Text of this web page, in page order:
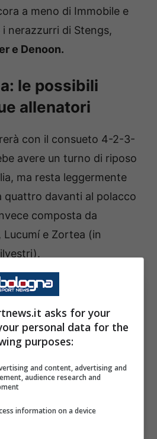
a meno di Immobile e
nerazzurri di Stengs,
e Denoon.
le possibili
allenatori
con il consueto 4-2-3-
avere un turno di riposo
ma resta leggermente
quattro davanti al polacco
composta da
Lucumí e Zortea (in
scelte dei due allenatori.
by Alessandro
asks for your
personal data for the
purposes:
and content, advertising and
audience research and
information on a device